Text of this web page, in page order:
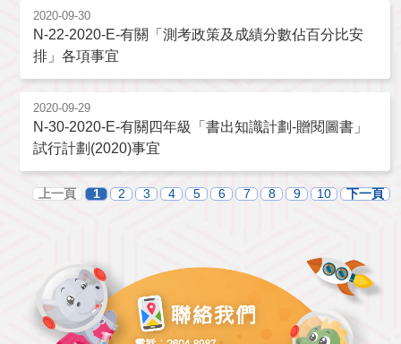
2020-09-30
N-22-2020-E-有關「測考政策及成績分數佔百分比安
排」各項事宜
2020-09-29
N-30-2020-E-有關四年級「書出知識計劃-贈閱圖書」
試行計劃(2020)事宜
上一頁 1 2 3 4 5 6 7 8 9 10 下一頁